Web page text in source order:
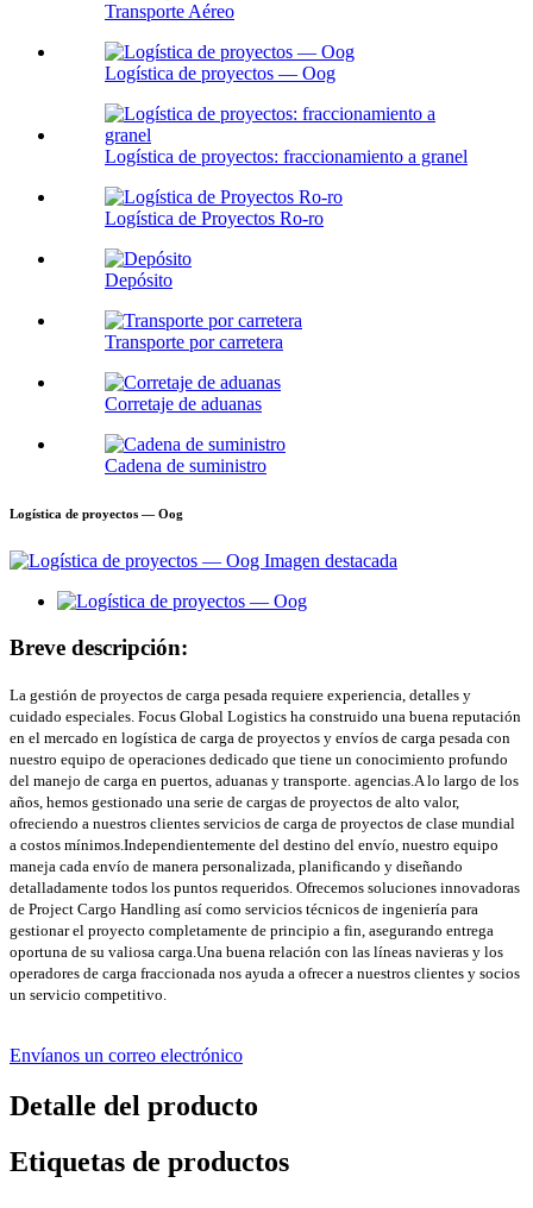
Transporte Aéreo
Logística de proyectos — Oog
Logística de proyectos: fraccionamiento a granel
Logística de Proyectos Ro-ro
Depósito
Transporte por carretera
Corretaje de aduanas
Cadena de suministro
Logística de proyectos — Oog
Breve descripción:
La gestión de proyectos de carga pesada requiere experiencia, detalles y
cuidado especiales. Focus Global Logistics ha construido una buena reputación
en el mercado en logística de carga de proyectos y envíos de carga pesada con
nuestro equipo de operaciones dedicado que tiene un conocimiento profundo
del manejo de carga en puertos, aduanas y transporte. agencias.A lo largo de los
años, hemos gestionado una serie de cargas de proyectos de alto valor,
ofreciendo a nuestros clientes servicios de carga de proyectos de clase mundial
a costos mínimos.Independientemente del destino del envío, nuestro equipo
maneja cada envío de manera personalizada, planificando y diseñando
detalladamente todos los puntos requeridos. Ofrecemos soluciones innovadoras
de Project Cargo Handling así como servicios técnicos de ingeniería para
gestionar el proyecto completamente de principio a fin, asegurando entrega
oportuna de su valiosa carga.Una buena relación con las líneas navieras y los
operadores de carga fraccionada nos ayuda a ofrecer a nuestros clientes y socios
un servicio competitivo.
Envíanos un correo electrónico
Detalle del producto
Etiquetas de productos